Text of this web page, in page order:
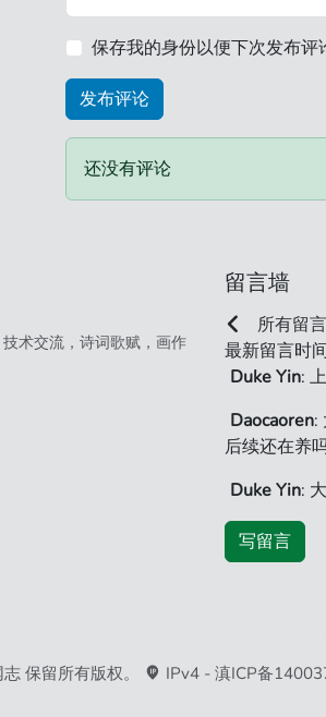
保存我的身份以便下次发布评
还没有评论
术交流，诗词歌赋，画作
留言墙
所有留言
最新留言时
Duke Yin:
Daocaoren:
后续还在养
Duke Yin:
写留言
保留所有版权。 连接类型
IPv4 - 滇ICP备